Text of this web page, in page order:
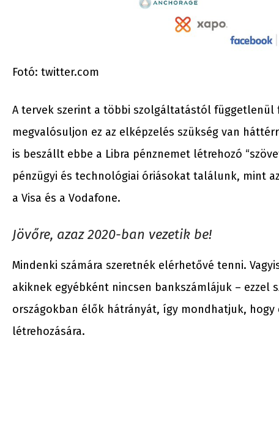
Fotó: twitter.com
A tervek szerint a többi szolgáltatástól függetlenül
megvalósuljon ez az elképzelés szükség van
is beszállt ebbe a Libra pénznemet létrehozó
pénzügyi és technológiai óriásokat találunk, mint
a Visa és a Vodafone.
Jövőre, azaz 2020-ban vezetik be!
Mindenki számára szeretnék elérhetővé tenni.
akiknek egyébként nincsen bankszámlájuk – ezzel
országokban élők hátrányát, így mondhatjuk,
létrehozására.